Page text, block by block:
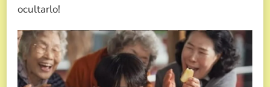
ocultarlo!